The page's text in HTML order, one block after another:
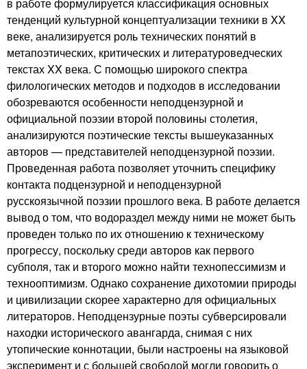
тенденций культурной концептуализации техники в XX
веке, анализируется роль технических понятий в
метапоэтических, критических и литературоведческих
текстах XX века. С помощью широкого спектра
филологических методов и подходов в исследовании
обозреваются особенности неподцензурной и
официальной поэзии второй половины столетия,
анализируются поэтические тексты вышеуказанных
авторов — представителей неподцензурной поэзии.
Проведенная работа позволяет уточнить специфику
контакта подцензурной и неподцензурной
русскоязычной поэзии прошлого века. В работе делается
вывод о том, что водораздел между ними не может быть
проведен только по их отношению к техническому
прогрессу, поскольку среди авторов как первого
субполя, так и второго можно найти технопессимизм и
технооптимизм. Однако сохранение дихотомии природы
и цивилизации скорее характерно для официальных
литераторов. Неподцензурные поэты субверсировали
находки исторического авангарда, снимая с них
утопические коннотации, были настроены на языковой
эксперимент и с большей свободой могли говорить о